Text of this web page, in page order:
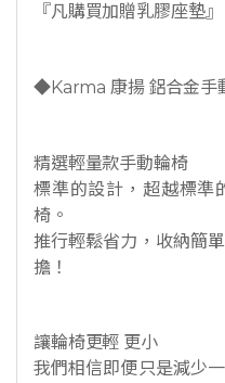
『凡購買加贈乳膠座墊』
◆Karma 康揚 鋁合金手
精選輕量款手動輪椅
標準的設計，超越標準
椅。
推行輕鬆省力，收納簡
擔！
讓輪椅更輕 更小
我們相信即便只是減少